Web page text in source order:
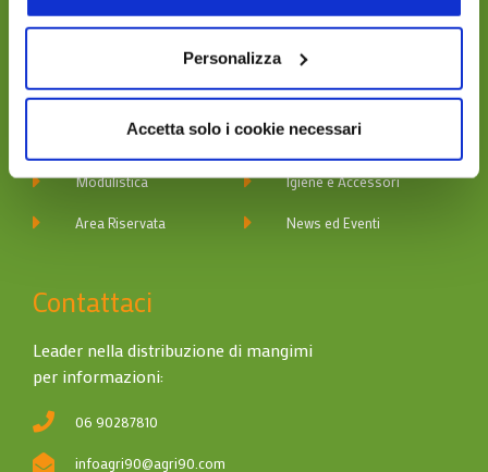
Personalizza
Accetta solo i cookie necessari
Navigazione
Chi Siamo
Modulistica
Area Riservata
Divisione Affinity
Divisione Digma
Igiene e Accessori
News ed Eventi
Contattaci
Leader nella distribuzione di mangimi
per informazioni:
06 90287810
infoagri90@agri90.com